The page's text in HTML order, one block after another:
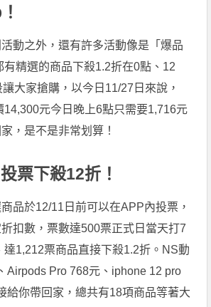
動之外，還有許多活動像是「爆品
有精選的商品下殺1.2折在0點、12
大家搶購，以今日11/27日來說，
14,300元今日晚上6點只需要1,716元
，是不是非常划算！
票下殺12折！
品於12/11日前可以在APP內投票，
扣數，票數達500票正式日當天打7
達1,212票商品直接下殺1.2折。NS動
Airpods Pro 768元、iphone 12 pro
給你帶回家，總共有18項商品等著大